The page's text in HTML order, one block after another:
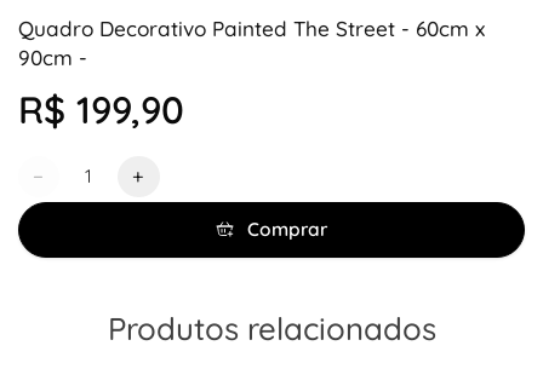
Quadro Decorativo Painted The Street - 60cm x
90cm -
R$ 199,90
− +
Comprar
Produtos relacionados